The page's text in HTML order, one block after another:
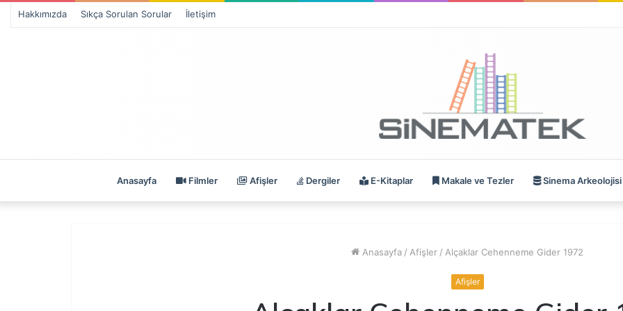
Hakkımızda Sıkça Sorulan Sorular İletişim
Anasayfa Filmler Afişler Dergiler E-Kitaplar Makale ve Tezler Sinema Arkeolojisi
Anasayfa / Afişler / Alçaklar Cehenneme Gider 1972
Afişler